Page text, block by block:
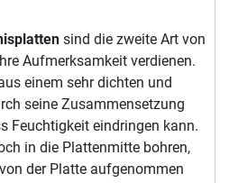
sind die zweite Art von
Aufmerksamkeit verdienen.
einem sehr dichten und
seine Zusammensetzung
Feuchtigkeit eindringen kann.
in die Plattenmitte bohren,
der Platte aufgenommen